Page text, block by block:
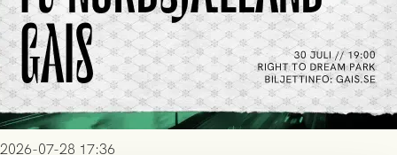
2026-07-28 17:36